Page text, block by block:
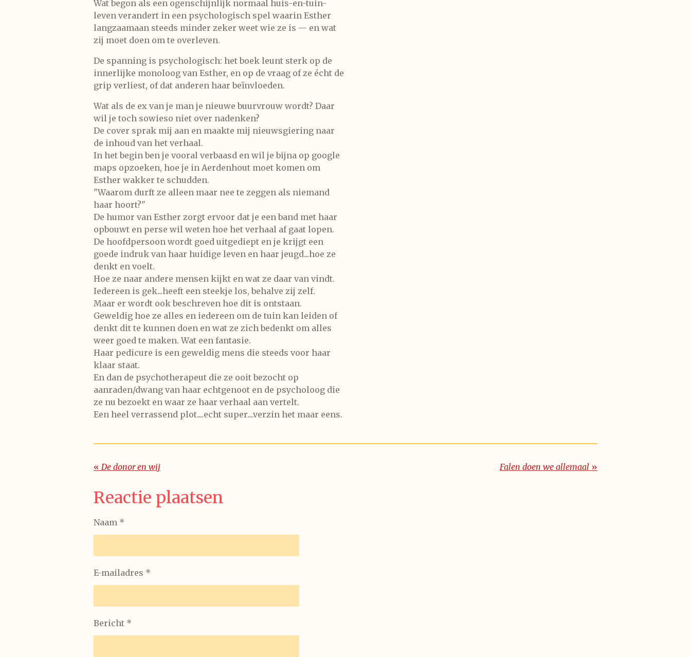
Wat begon als een ogenschijnlijk normaal huis-en-tuin-
leven verandert in een psychologisch spel waarin Esther
langzaamaan steeds minder zeker weet wie ze is — en wat
zij moet doen om te overleven.
De spanning is psychologisch: het boek leunt sterk op de
innerlijke monoloog van Esther, en op de vraag of ze écht de
grip verliest, of dat anderen haar beïnvloeden.
Wat als de ex van je man je nieuwe buurvrouw wordt? Daar
wil je toch sowieso niet over nadenken?
De cover sprak mij aan en maakte mij nieuwsgiering naar
de inhoud van het verhaal.
In het begin ben je vooral verbaasd en wil je bijna op google
maps opzoeken, hoe je in Aerdenhout moet komen om
Esther wakker te schudden.
"Waarom durft ze alleen maar nee te zeggen als niemand
haar hoort?"
De humor van Esther zorgt ervoor dat je een band met haar
opbouwt en perse wil weten hoe het verhaal af gaat lopen.
De hoofdpersoon wordt goed uitgediept en je krijgt een
goede indruk van haar huidige leven en haar jeugd...hoe ze
denkt en voelt.
Hoe ze naar andere mensen kijkt en wat ze daar van vindt.
Iedereen is gek...heeft een steekje los, behalve zij zelf.
Maar er wordt ook beschreven hoe dit is ontstaan.
Geweldig hoe ze alles en iedereen om de tuin kan leiden of
denkt dit te kunnen doen en wat ze zich bedenkt om alles
weer goed te maken. Wat een fantasie.
Haar pedicure is een geweldig mens die steeds voor haar
klaar staat.
En dan de psychotherapeut die ze ooit bezocht op
aanraden/dwang van haar echtgenoot en de psycholoog die
ze nu bezoekt en waar ze haar verhaal aan vertelt.
Een heel verrassend plot....echt super....verzin het maar eens.
« De donor en wij Falen doen we allemaal »
Reactie plaatsen
Naam *
E-mailadres *
Bericht *